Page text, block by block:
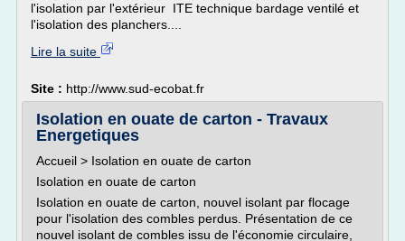
l'isolation par l'extérieur ITE technique bardage ventilé et
l'isolation des planchers....
Lire la suite
Site : http://www.sud-ecobat.fr
Isolation en ouate de carton - Travaux
Energetiques
Accueil > Isolation en ouate de carton
Isolation en ouate de carton
Isolation en ouate de carton, nouvel isolant par flocage
pour l'isolation des combles perdus. Présentation de ce
nouvel isolant de combles issu de l'économie circulaire,